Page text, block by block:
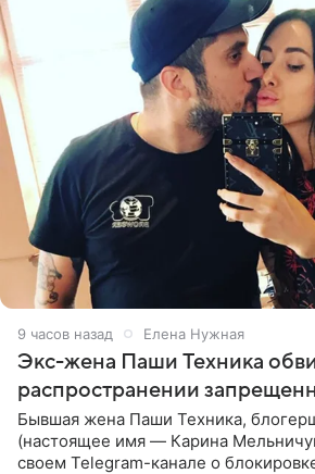
9 часов назад Елена Нужная
Экс-жена Паши Техника
распространении
Бывшая жена Паши Техника,
(настоящее имя — Карина
своем Telegram-канале о